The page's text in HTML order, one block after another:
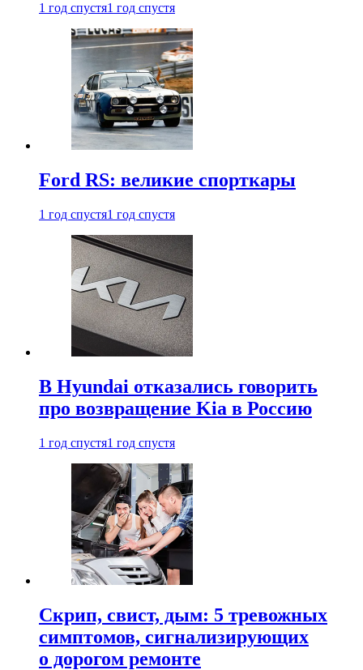
1 год спустя1 год спустя
Ford RS: великие спорткары
1 год спустя1 год спустя
В Hyundai отказались говорить
про возвращение Kia в Россию
1 год спустя1 год спустя
Скрип, свист, дым: 5 тревожных
симптомов, сигнализирующих
о дорогом ремонте